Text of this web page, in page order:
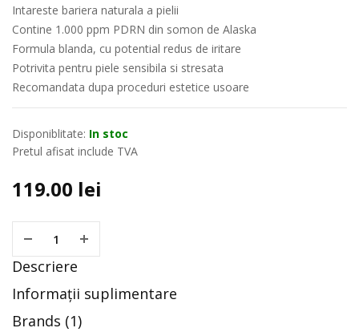
Intareste bariera naturala a pielii
Contine 1.000 ppm PDRN din somon de Alaska
Formula blanda, cu potential redus de iritare
Potrivita pentru piele sensibila si stresata
Recomandata dupa proceduri estetice usoare
Disponiblitate: In stoc
Pretul afisat include TVA
119.00 lei
Descriere
Informații suplimentare
Brands (1)